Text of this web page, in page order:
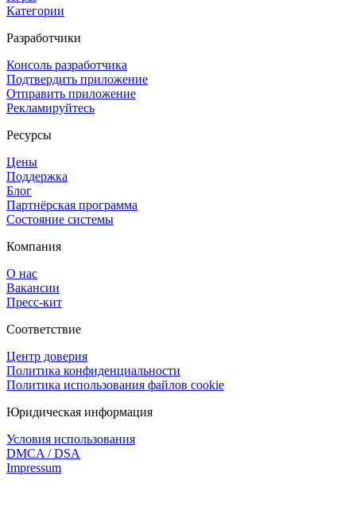
Категории
Разработчики
Консоль разработчика
Подтвердить приложение
Отправить приложение
Рекламируйтесь
Ресурсы
Цены
Поддержка
Блог
Партнёрская программа
Состояние системы
Компания
О нас
Вакансии
Пресс-кит
Соответствие
Центр доверия
Политика конфиденциальности
Политика использования файлов cookie
Юридическая информация
Условия использования
DMCA / DSA
Impressum